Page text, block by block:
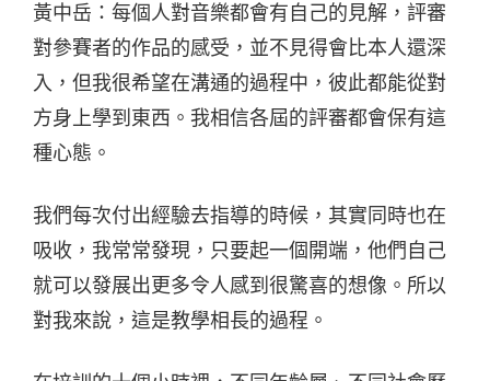
黃中岳：每個人對音樂都會有自己的見解，評審
對參賽者的作品的感受，並不見得會比本人還深
入，但我很希望在溝通的過程中，彼此都能從對
方身上學到東西。我相信各屆的評審都會保有這
種心態。
我們每次付出經驗去指導的時候，其實同時也在
吸收，我常常發現，只要起一個開端，他們自己
就可以發展出更多令人感到很驚喜的想像。所以
對我來說，這是教學相長的過程。